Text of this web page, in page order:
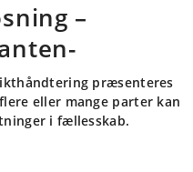
–
præsenteres
eller mange parter kan
i fællesskab.